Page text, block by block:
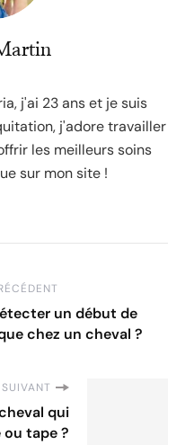
j'ai 23 ans et je suis
j'adore travailler
les meilleurs soins
sur mon site !
un début de
chez un cheval ?
qui
tape ?